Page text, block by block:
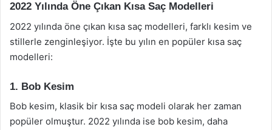
2022 Yılında Öne Çıkan Kısa Saç Modelleri
2022 yılında öne çıkan kısa saç modelleri, farklı kesim ve
stillerle zenginleşiyor. İşte bu yılın en popüler kısa saç
modelleri:
1. Bob Kesim
Bob kesim, klasik bir kısa saç modeli olarak her zaman
popüler olmuştur. 2022 yılında ise bob kesim, daha